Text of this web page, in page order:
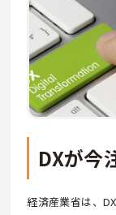
DXが今
経済産業省は、